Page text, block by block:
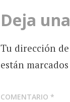
Deja
Tu dirección
están
COMENTARIO *